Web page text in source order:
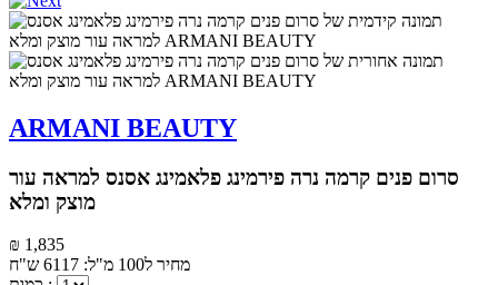
ARMANI BEAUTY
סרום פנים קרמה נרה פירמינג פלאמינג אסנס למראה עור
מוצק ומלא
₪ 1,835
מחיר ל100 מ"ל: 6117 ש"ח